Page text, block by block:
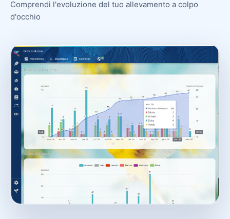
Comprendi l'evoluzione del tuo allevamento a colpo
d'occhio